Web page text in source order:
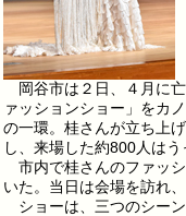
岡谷市は２日、４月に
ァッションショー」をカ
の一環。桂さんが立ち上
し、来場した約800人はう
市内で桂さんのファッ
いた。当日は会場を訪れ
ショーは、三つのシー